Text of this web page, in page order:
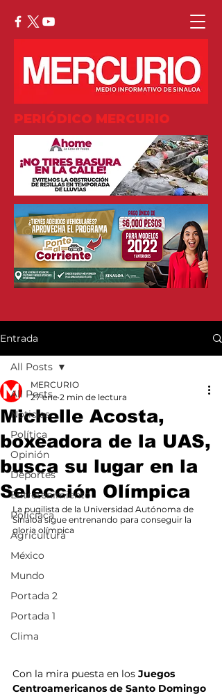
PERIÓDICO MERCURIO
Entrada
All Posts
Noticias
Política
Opinión
Deportes
Entretenimiento
Policiaca
Agricultura
México
Mundo
Portada 2
Portada 1
Clima
All Posts
Michelle Acosta,
boxeadora de la UAS,
busca su lugar en la
Selección Olímpica
MERCURIO
27 ene 2 min de lectura
La pugilista de la Universidad Autónoma de
Sinaloa sigue entrenando para conseguir la
gloria olímpica
Con la mira puesta en los Juegos
Centroamericanos de Santo Domingo